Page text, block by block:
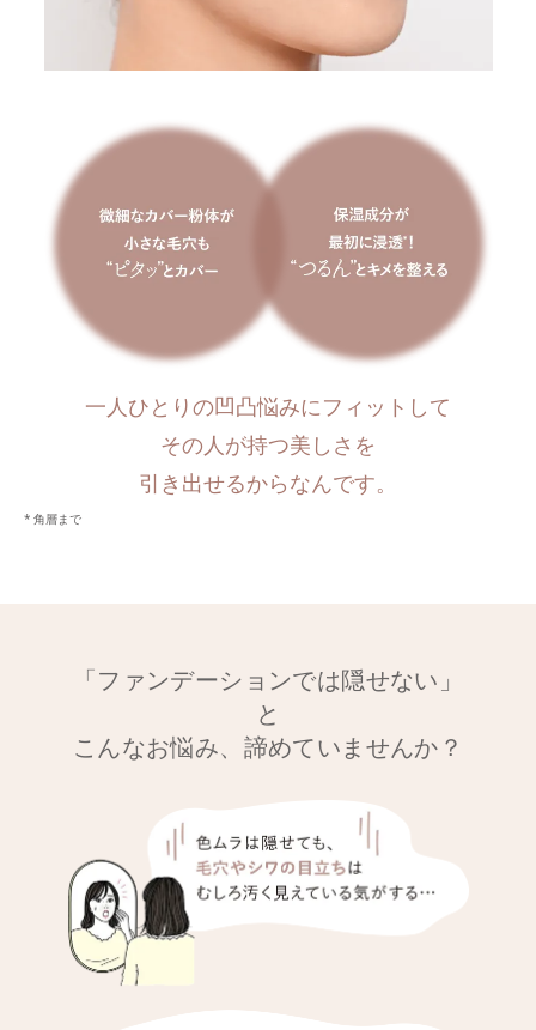
一人ひとりの凹凸悩みにフィットして
その人が持つ美しさを
引き出せるからなんです。
角層まで
「ファンデーションでは隠せない」
と
こんなお悩み、諦めていませんか？